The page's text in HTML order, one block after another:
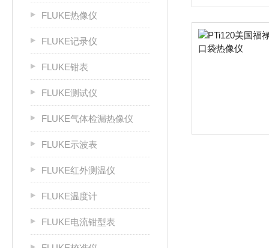
FLUKE热像仪
FLUKE记录仪
FLUKE钳表
FLUKE测试仪
FLUKE气体检漏热像仪
FLUKE示波表
FLUKE红外测温仪
FLUKE温度计
FLUKE电流钳型表